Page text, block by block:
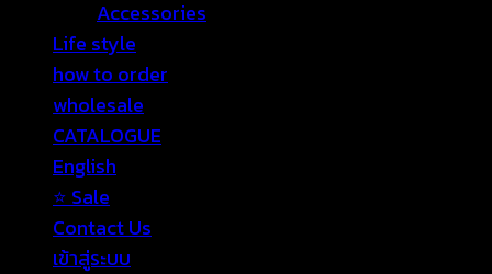
Accessories
Life style
how to order
wholesale
CATALOGUE
English
⭐ Sale
Contact Us
เข้าสู่ระบบ